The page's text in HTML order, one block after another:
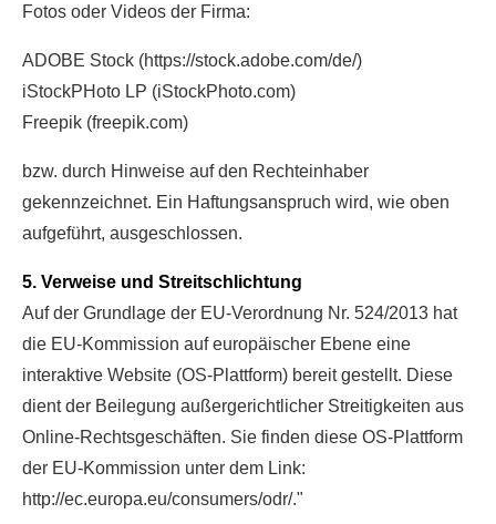
Fotos oder Videos der Firma:
ADOBE Stock (https://stock.adobe.com/de/)
iStockPHoto LP (iStockPhoto.com)
Freepik (freepik.com)
bzw. durch Hinweise auf den Rechteinhaber
gekennzeichnet. Ein Haftungsanspruch wird, wie oben
aufgeführt, ausgeschlossen.
5. Verweise und Streitschlichtung
Auf der Grundlage der EU-Verordnung Nr. 524/2013 hat
die EU-Kommission auf europäischer Ebene eine
interaktive Website (OS-Plattform) bereit gestellt. Diese
dient der Beilegung außergerichtlicher Streitigkeiten aus
Online-Rechtsgeschäften. Sie finden diese OS-Plattform
der EU-Kommission unter dem Link:
http://ec.europa.eu/consumers/odr/."